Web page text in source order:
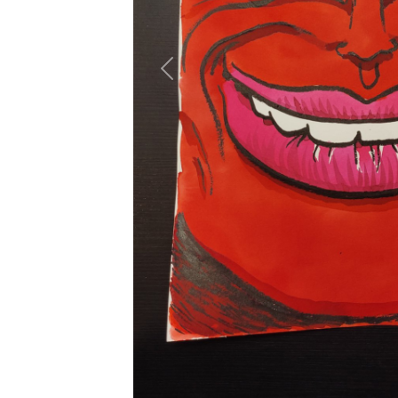
Previous